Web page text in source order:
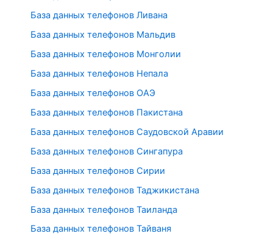
База данных телефонов Ливана
База данных телефонов Мальдив
База данных телефонов Монголии
База данных телефонов Непала
База данных телефонов ОАЭ
База данных телефонов Пакистана
База данных телефонов Саудовской Аравии
База данных телефонов Сингапура
База данных телефонов Сирии
База данных телефонов Таджикистана
База данных телефонов Таиланда
База данных телефонов Тайваня